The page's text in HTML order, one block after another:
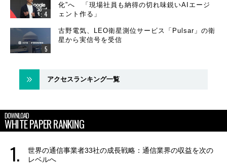
化”へ 「現場社員も納得の切れ味鋭いAIエージ
ェント作る」
古野電気、LEO衛星測位サービス「Pulsar」の衛
星から実信号を受信
アクセスランキング一覧
DOWNLOAD
WHITE PAPER RANKING
世界の通信事業者33社の成長戦略：通信業界の収益を次の
レベルへ